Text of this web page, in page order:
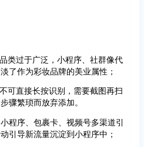
类过于广泛，小程序、社群像代
了作为彩妆品牌的美业属性；
可直接长按识别，需要截图再扫
骤繁琐而放弃添加。
程序、包裹卡、视频号多渠道引
引导新流量沉淀到小程序中；